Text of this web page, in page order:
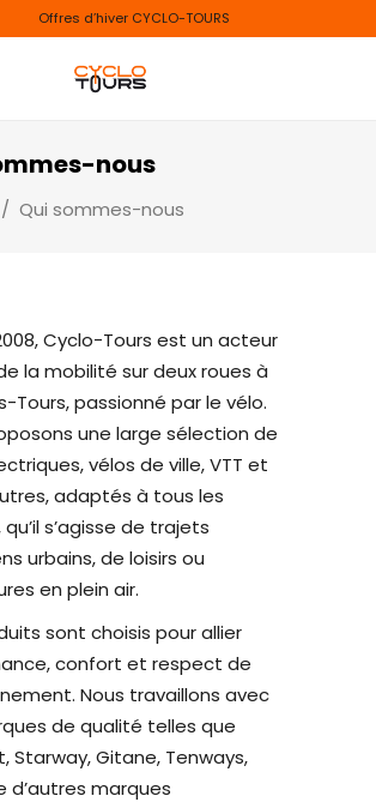
Offres d’hiver CYCLO-TOURS
nous
/ Qui sommes-nous
Cyclo-Tours est un acteur
la mobilité sur deux roues à
Tours, passionné par le vélo.
une large sélection de
vélos de ville, VTT et
adaptés à tous les
s’agisse de trajets
urbains, de loisirs ou
en plein air.
sont choisis pour allier
confort et respect de
Nous travaillons avec
de qualité telles que
Starway, Gitane, Tenways,
d’autres marques